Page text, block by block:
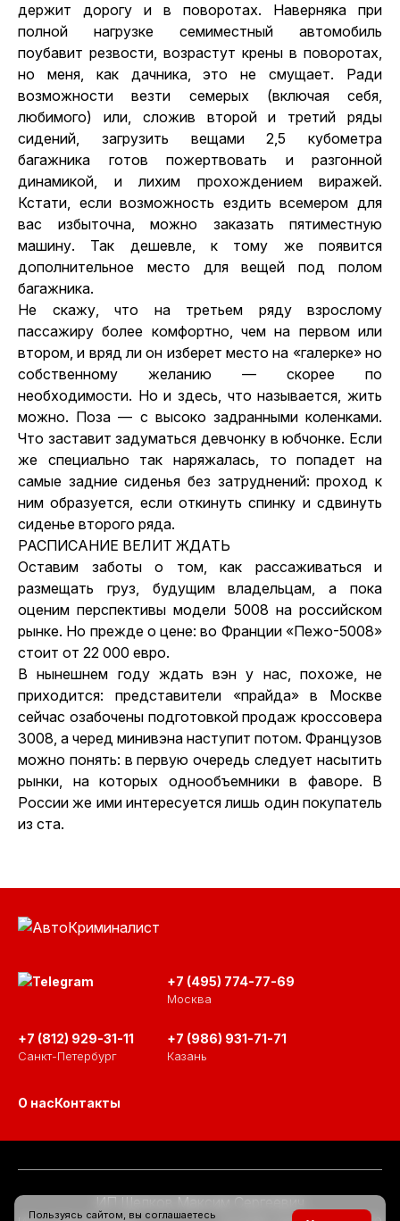
держит дорогу и в поворотах. Наверняка при
полной нагрузке семиместный автомобиль
поубавит резвости, возрастут крены в поворотах,
но меня, как дачника, это не смущает. Ради
возможности везти семерых (включая себя,
любимого) или, сложив второй и третий ряды
сидений, загрузить вещами 2,5 кубометра
багажника готов пожертвовать и разгонной
динамикой, и лихим прохождением виражей.
Кстати, если возможность ездить всемером для
вас избыточна, можно заказать пятиместную
машину. Так дешевле, к тому же появится
дополнительное место для вещей под полом
багажника.
Не скажу, что на третьем ряду взрослому
пассажиру более комфортно, чем на первом или
втором, и вряд ли он изберет место на «галерке» но
собственному желанию — скорее по
необходимости. Но и здесь, что называется, жить
можно. Поза — с высоко задранными коленками.
Что заставит задуматься девчонку в юбчонке. Если
же специально так наряжалась, то попадет на
самые задние сиденья без затруднений: проход к
ним образуется, если откинуть спинку и сдвинуть
сиденье второго ряда.
РАСПИСАНИЕ ВЕЛИТ ЖДАТЬ
Оставим заботы о том, как рассаживаться и
размещать груз, будущим владельцам, а пока
оценим перспективы модели 5008 на российском
рынке. Но прежде о цене: во Франции «Пежо-5008»
стоит от 22 000 евро.
В нынешнем году ждать вэн у нас, похоже, не
приходится: представители «прайда» в Москве
сейчас озабочены подготовкой продаж кроссовера
3008, а черед минивэна наступит потом. Французов
можно понять: в первую очередь следует насытить
рынки, на которых однообъемники в фаворе. В
России же ими интересуется лишь один покупатель
из ста.
О насКонтакты
+7 (495) 774-77-69
Москва
+7 (812) 929-31-11
Санкт-Петербург
+7 (986) 931-71-71
Казань
ИП Шелков Максим Сергеевич
Пользуясь сайтом, вы соглашаетесь